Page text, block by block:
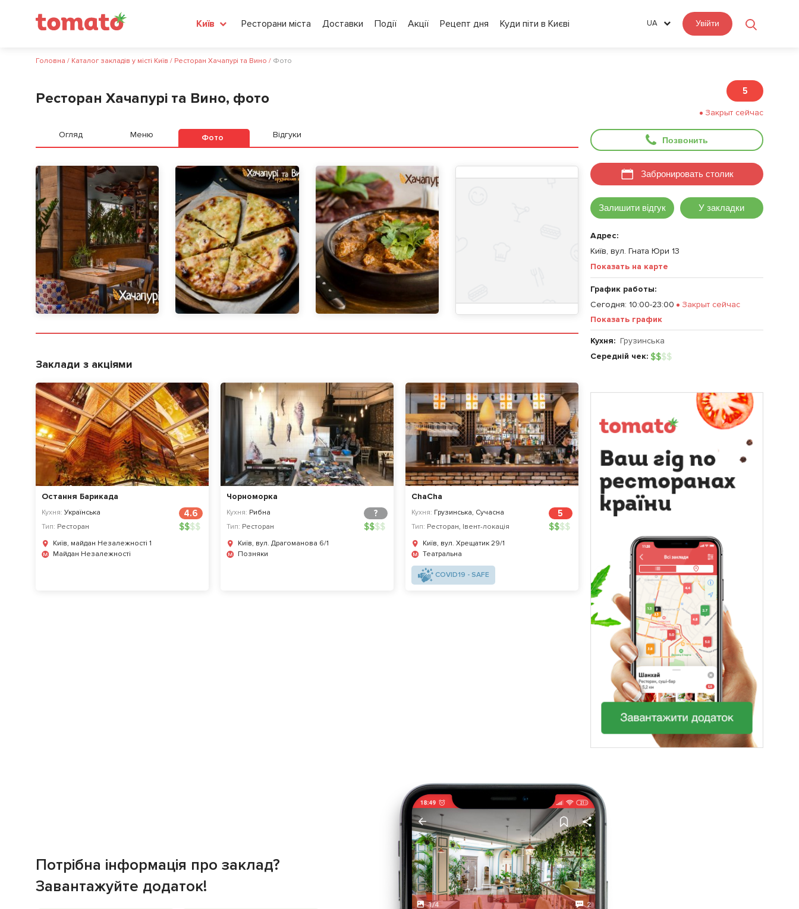
Київ Ресторани міста Доставки Події Акції Рецепт дня Куди піти в Києві UA Увійти
Головна / Каталог закладів у місті Київ / Ресторан Хачапурі та Вино / Фото
Ресторан Хачапурі та Вино, фото 5
Закрыт сейчас
Позвонить
Забронировать столик
Залишити відгук У закладки
Адрес:
Київ, вул. Гната Юри 13
Показать на карте
График работы:
Сегодня: 10:00-23:00
Закрыт сейчас
Показать график
Кухня: Грузинська
Середній чек: $$$$
Огляд Меню Фото Відгуки
Заклади з акціями
Остання Барикада
Кухня: Українська
Тип: Ресторан
4.6
$$$$
Київ, майдан Незалежності 1
Майдан Незалежності
Чорноморка
Кухня: Рибна
Тип: Ресторан
?
$$$$
Київ, вул. Драгоманова 6/1
Позняки
ChaCha
Кухня: Грузинська, Сучасна
Тип: Ресторан, Івент-локація
5
$$$$
Київ, вул. Хрещатик 29/1
Театральна
COVID19 - SAFE
Потрібна інформація про заклад?
Завантажуйте додаток!